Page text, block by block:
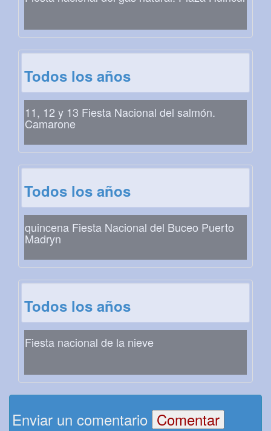
Todos los años
11, 12 y 13 Fiesta Nacional del salmón.
Camarone
Todos los años
quincena Fiesta Nacional del Buceo Puerto
Madryn
Todos los años
Fiesta nacional de la nieve
Enviar un comentario